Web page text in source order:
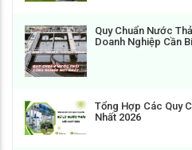
Quy Chuẩn Nước
Doanh Nghiệp Cần
Tổng Hợp Các Quy
Nhất 2026